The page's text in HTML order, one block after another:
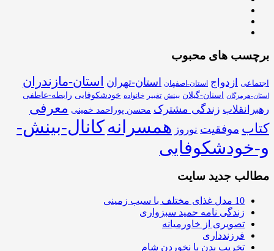
برچسب های محبوب
اجتماعی ازدواج استان-اصفهان استان-تهران استان-مازندران
استان-هرمزگان استان-گیلان بینش تغییر خانواده خودشکوفایی رابطه-عاطفی
رهبرانقلاب زندگی مشترک محسن پوراحمد خمینی معرفی
کتاب موفقیت نوروز همسرانهکانال-بینش-
و-خودشکوفایی
مطالب جدید سایت
10 مدل غذای مختلف با سیب زمینی
زندگی نامه حمید سبزواری
تصویری از خاورمیانه
فرزندداری
تخریب بدن با نخوردن شام